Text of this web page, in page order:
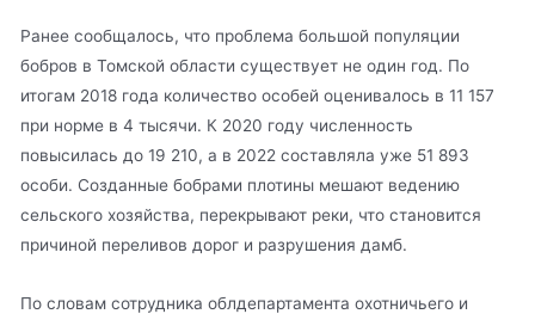
Ранее сообщалось, что проблема большой популяции
бобров в Томской области существует не один год. По
итогам 2018 года количество особей оценивалось в 11 157
при норме в 4 тысячи. К 2020 году численность
повысилась до 19 210, а в 2022 составляла уже 51 893
особи. Созданные бобрами плотины мешают ведению
сельского хозяйства, перекрывают реки, что становится
причиной переливов дорог и разрушения дамб.
По словам сотрудника облдепартамента охотничьего и